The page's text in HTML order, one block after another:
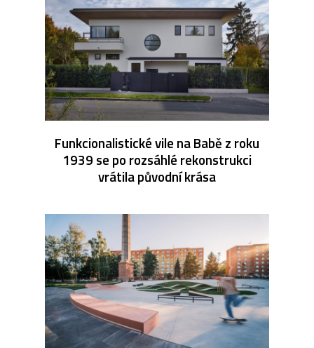
Funkcionalistické vile na Babě z roku
1939 se po rozsáhlé rekonstrukci
vrátila původní krása